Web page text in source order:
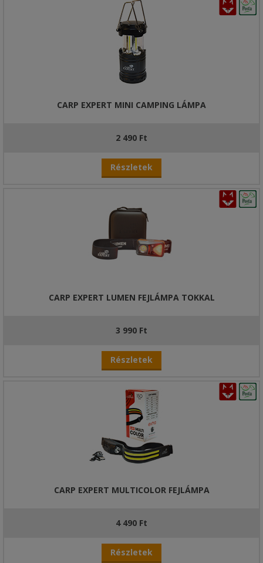
CARP EXPERT MINI CAMPING LÁMPA
2 490 Ft
Részletek
CARP EXPERT LUMEN FEJLÁMPA TOKKAL
3 990 Ft
Részletek
CARP EXPERT MULTICOLOR FEJLÁMPA
4 490 Ft
Részletek